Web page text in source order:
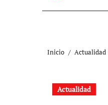
Inicio Actualidad
Actualidad